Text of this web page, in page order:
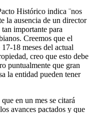
Histórico indica ¨nos
la ausencia de un director
importante para
Creemos que el
18 meses del actual
creo que esto debe
puntualmente que gran
la entidad pueden tener
en un mes se citará
avances pactados y que